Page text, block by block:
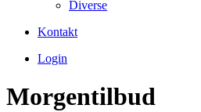
Diverse
Kontakt
Login
Morgentilbud